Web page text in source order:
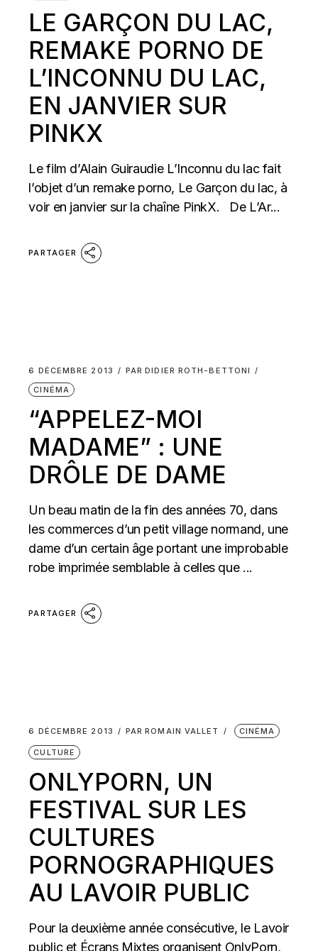
LE GARÇON DU LAC,
REMAKE PORNO DE
L’INCONNU DU LAC,
EN JANVIER SUR
PINKX
Le film d’Alain Guiraudie L’Inconnu du lac fait
l’objet d’un remake porno, Le Garçon du lac, à
voir en janvier sur la chaîne PinkX. De L’Ar...
PARTAGER
6 DÉCEMBRE 2013 PAR DIDIER ROTH-BETTONI
CINÉMA
“APPELEZ-MOI
MADAME” : UNE
DRÔLE DE DAME
Un beau matin de la fin des années 70, dans
les commerces d’un petit village normand, une
dame d’un certain âge portant une improbable
robe imprimée semblable à celles que ...
PARTAGER
6 DÉCEMBRE 2013 PAR ROMAIN VALLET CINÉMA
CULTURE
ONLYPORN, UN
FESTIVAL SUR LES
CULTURES
PORNOGRAPHIQUES
AU LAVOIR PUBLIC
Pour la deuxième année consécutive, le Lavoir
public et Écrans Mixtes organisent OnlyPorn,